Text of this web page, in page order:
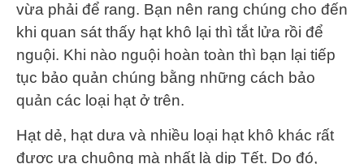
vừa phải để rang. Bạn nên rang chúng cho đến
khi quan sát thấy hạt khô lại thì tắt lửa rồi để
nguội. Khi nào nguội hoàn toàn thì bạn lại tiếp
tục bảo quản chúng bằng những cách bảo
quản các loại hạt ở trên.
Hạt dẻ, hạt dưa và nhiều loại hạt khô khác rất
được ưa chuộng mà nhất là dịp Tết. Do đó,